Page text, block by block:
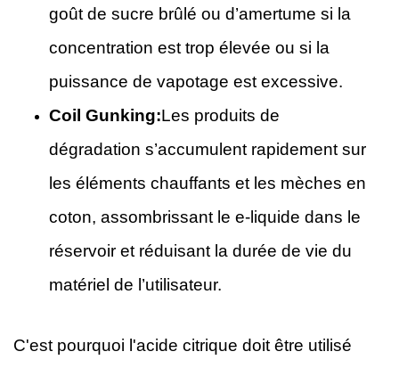
goût de sucre brûlé ou d’amertume si la
concentration est trop élevée ou si la
puissance de vapotage est excessive.
Coil Gunking:Les produits de
dégradation s’accumulent rapidement sur
les éléments chauffants et les mèches en
coton, assombrissant le e-liquide dans le
réservoir et réduisant la durée de vie du
matériel de l’utilisateur.
C'est pourquoi l'acide citrique doit être utilisé